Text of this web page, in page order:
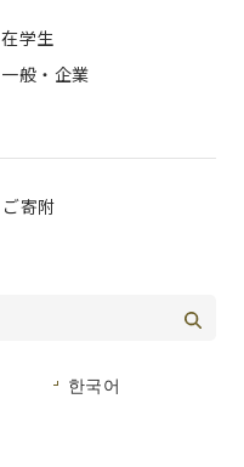
在学生
一般・企業
ご寄附
한국어